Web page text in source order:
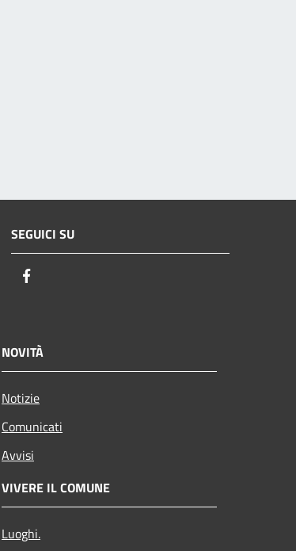
SEGUICI SU
NOVITÀ
Notizie
Comunicati
Avvisi
VIVERE IL COMUNE
Luoghi.